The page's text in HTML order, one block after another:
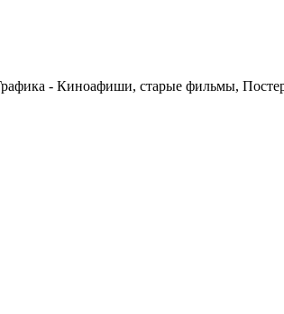
- Киноафиши, старые фильмы,